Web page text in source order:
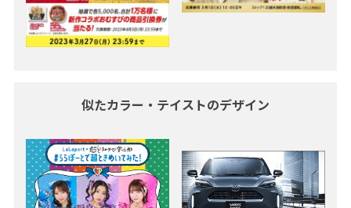
似たカラー・テイストのデザイン